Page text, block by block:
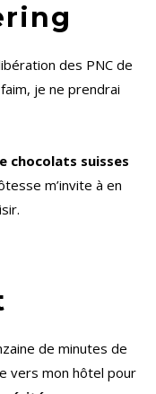
des PNC de
je ne prendrai
chocolats suisses
m’invite à en
de minutes de
vers mon hôtel pour